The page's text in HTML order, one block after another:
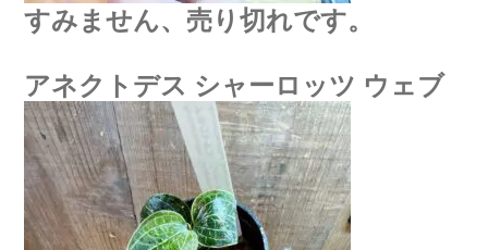
すみません、売り切れです。
アネクトデス シャーロッツ ウェブ